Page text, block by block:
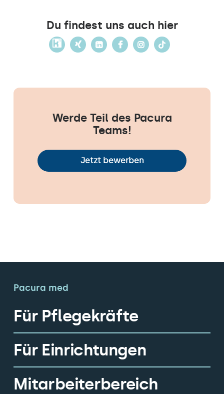
Du findest uns auch hier
Werde Teil des Pacura
Teams!
Jetzt bewerben
Pacura med
Für Pflegekräfte
Für Einrichtungen
Mitarbeiterbereich